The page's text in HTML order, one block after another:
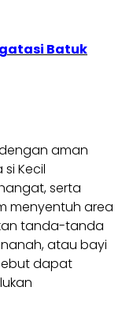
Batuk
aman
Kecil
serta
menyentuh area
tanda-tanda
atau bayi
dapat